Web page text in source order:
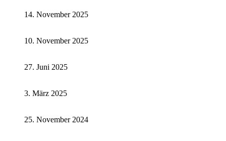
14. November 2025
10. November 2025
27. Juni 2025
3. März 2025
25. November 2024